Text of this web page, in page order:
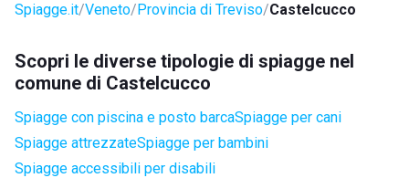
Spiagge.it Veneto Provincia di Treviso Castelcucco
Scopri le diverse tipologie di spiagge nel
comune di Castelcucco
Spiagge con piscina e posto barcaSpiagge per cani
Spiagge attrezzateSpiagge per bambini
Spiagge accessibili per disabili